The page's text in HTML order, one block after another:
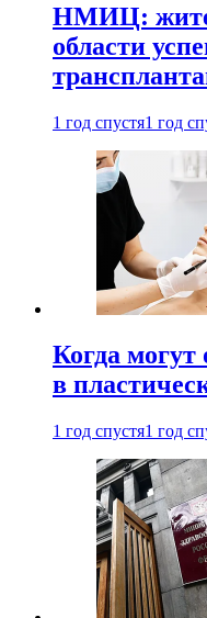
НМИЦ:
области
1 год спустя1 год
Когда могут
в
1 год спустя1 год